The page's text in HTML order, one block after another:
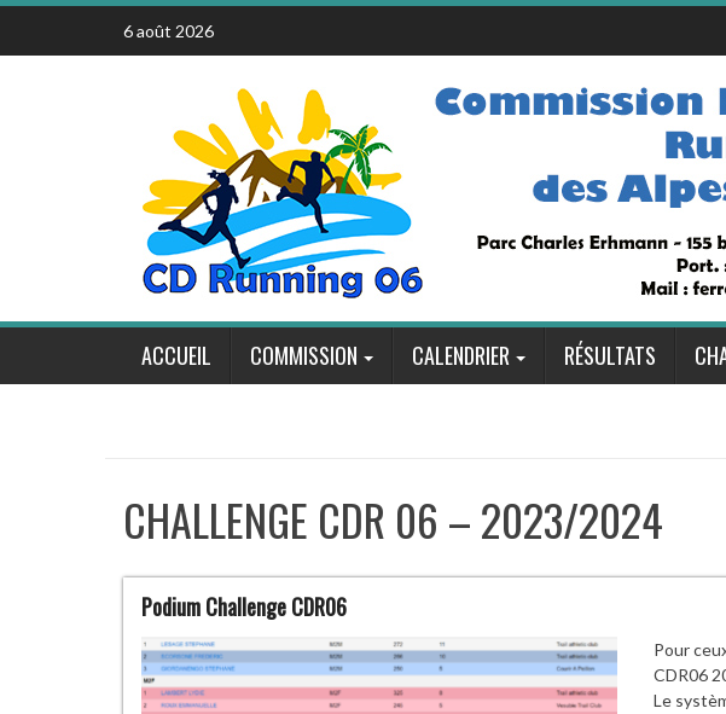
Skip
content
6 août 2026
ACCUEIL COMMISSION CALENDRIER RÉSULTATS
CHALLENGE CDR 06 – 2023/2024
Podium Challenge CDR06
Pour
CDR06
Le